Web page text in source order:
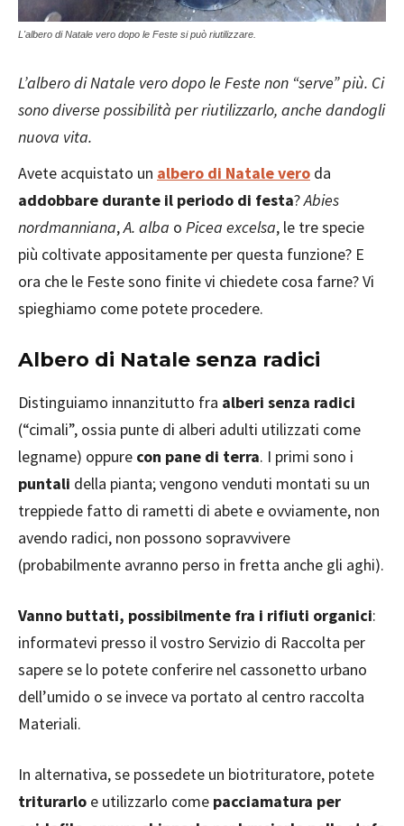
L'albero di Natale vero dopo le Feste si può riutilizzare.
L’albero di Natale vero dopo le Feste non “serve” più. Ci
sono diverse possibilità per riutilizzarlo, anche dandogli
nuova vita.
Avete acquistato un albero di Natale vero da
addobbare durante il periodo di festa?Abies
nordmanniana,A. alba o Picea excelsa, le tre specie
più coltivate appositamente per questa funzione? E
ora che le Feste sono finite vi chiedete cosa farne? Vi
spieghiamo come potete procedere.
Albero di Natale senza radici
Distinguiamo innanzitutto fra alberi senza radici
(“cimali”, ossia punte di alberi adulti utilizzati come
legname) oppure con pane di terra. I primi sono i
puntali della pianta; vengono venduti montati su un
treppiede fatto di rametti di abete e ovviamente, non
avendo radici, non possono sopravvivere
(probabilmente avranno perso in fretta anche gli aghi).
Vanno buttati, possibilmente fra i rifiuti organici:
informatevi presso il vostro Servizio di Raccolta per
sapere se lo potete conferire nel cassonetto urbano
dell’umido o se invece va portato al centro raccolta
Materiali.
In alternativa, se possedete un biotrituratore, potete
triturarlo e utilizzarlo come pacciamatura per